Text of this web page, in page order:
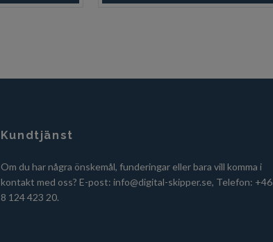
Kundtjänst
Om du har några önskemål, funderingar eller bara vill komma i
kontakt med oss? E-post: info@digital-skipper.se, Telefon: +46
8 124 423 20.